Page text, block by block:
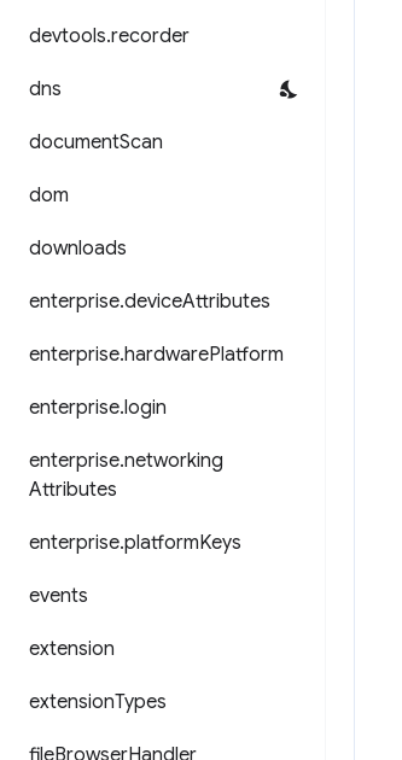
devtools.recorder
dns
documentScan
dom
downloads
enterprise.deviceAttributes
enterprise.hardwarePlatform
enterprise.login
enterprise.networking
Attributes
enterprise.platformKeys
events
extension
extensionTypes
fileBrowserHandler